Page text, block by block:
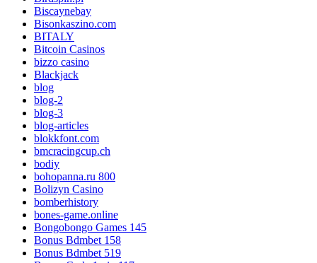
Biscaynebay
Bisonkaszino.com
BITALY
Bitcoin Casinos
bizzo casino
Blackjack
blog
blog-2
blog-3
blog-articles
blokkfont.com
bmcracingcup.ch
bodiy
bohopanna.ru 800
Bolizyn Casino
bomberhistory
bones-game.online
Bongobongo Games 145
Bonus Bdmbet 158
Bonus Bdmbet 519